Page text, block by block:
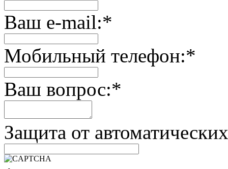
Ваш e-mail:*
Мобильный телефон:*
Ваш вопрос:*
Защита от